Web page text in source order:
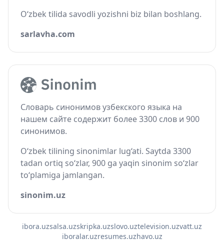
O‘zbek tilida savodli yozishni biz bilan boshlang.
sarlavha.com
Словарь синонимов узбекского языка на
нашем сайте содержит более 3300 слов и 900
синонимов.
O‘zbek tilining sinonimlar lug‘ati. Saytda 3300
tadan ortiq so‘zlar, 900 ga yaqin sinonim so‘zlar
to‘plamiga jamlangan.
sinonim.uz
ibora.uzsalsa.uzskripka.uzslovo.uztelevision.uzvatt.uz
iboralar.uzresumes.uzhavo.uz